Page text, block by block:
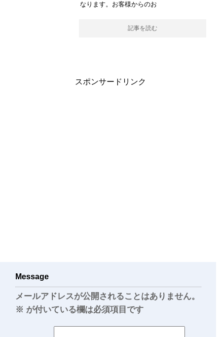
なります。お客様からのお
記事を読む
スポンサードリンク
Message
メールアドレスが公開されることはありません。
※ が付いている欄は必須項目です